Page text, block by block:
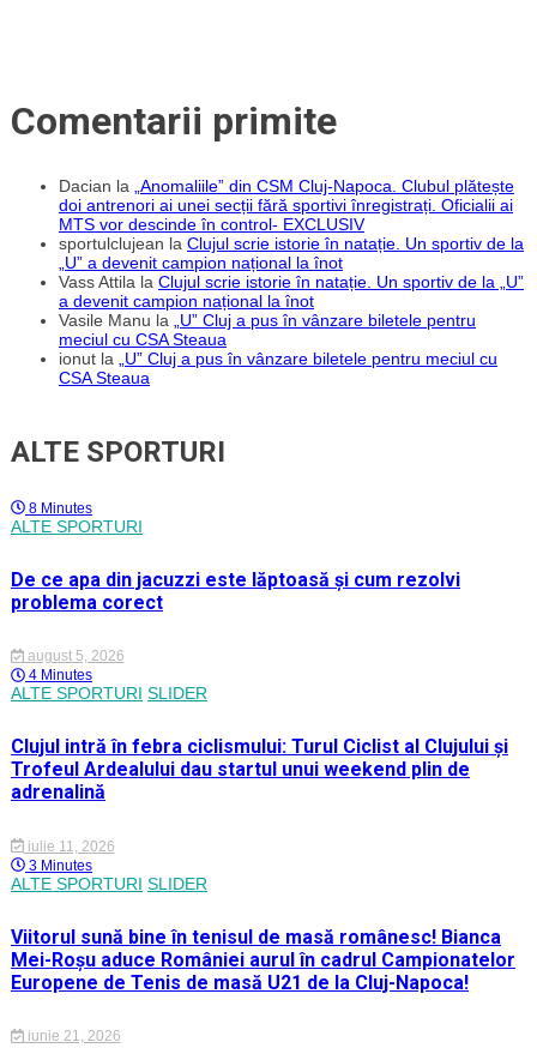
Comentarii primite
Dacian la
„Anomaliile” din CSM Cluj-Napoca. Clubul plătește
doi antrenori ai unei secții fără sportivi înregistrați. Oficialii ai
MTS vor descinde în control- EXCLUSIV
sportulclujean la Clujul scrie istorie în natație. Un sportiv de la
„U” a devenit campion național la înot
Vass Attila la Clujul scrie istorie în natație. Un sportiv de la „U”
a devenit campion național la înot
Vasile Manu la
„U” Cluj a pus în vânzare biletele pentru
meciul cu CSA Steaua
ionut la
„U” Cluj a pus în vânzare biletele pentru meciul cu
CSA Steaua
ALTE SPORTURI
8 Minutes
ALTE SPORTURI
De ce apa din jacuzzi este lăptoasă și cum rezolvi
problema corect
august 5, 2026
4 Minutes
ALTE SPORTURI SLIDER
Clujul intră în febra ciclismului: Turul Ciclist al Clujului și
Trofeul Ardealului dau startul unui weekend plin de
adrenalină
iulie 11, 2026
3 Minutes
ALTE SPORTURI SLIDER
Viitorul sună bine în tenisul de masă românesc! Bianca
Mei-Roșu aduce României aurul în cadrul Campionatelor
Europene de Tenis de masă U21 de la Cluj-Napoca!
iunie 21, 2026